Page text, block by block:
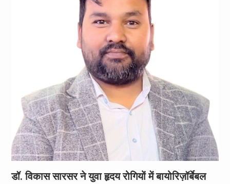
डॉ. विकास सारसर ने युवा हृदय रोगियों में बायोरिज़ॉर्बेबल